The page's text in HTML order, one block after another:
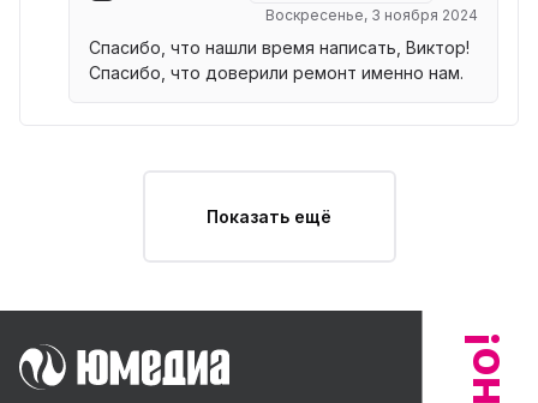
Воскресенье, 3 ноября 2024
Спасибо, что нашли время написать, Виктор!
Спасибо, что доверили ремонт именно нам.
Показать ещё